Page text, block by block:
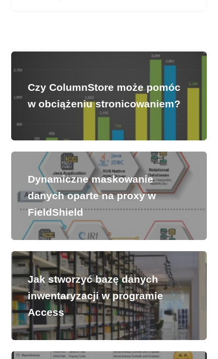
Czy ColumnStore może pomóc
w obciążeniu stronicowaniem?
Dynamiczne maskowanie
danych oparte na proxy w
FieldShield
Jak stworzyć bazę danych
inwentaryzacji w programie
Access